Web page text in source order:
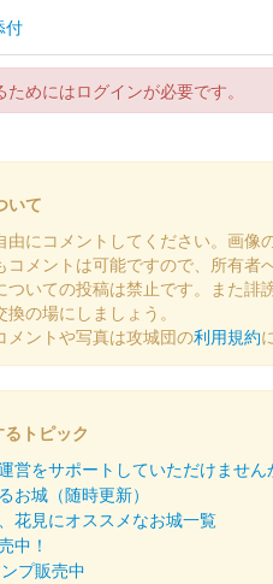
令和八年新春限定版
令和七年秋限定版
復元図版
城） 御城印 令和七年秋
NETSUGEN夏祭り限定版
付
めにはログインが必要です。
いて
にコメントしてください。画像
メントは可能ですので、所有者
ついての投稿は禁止です。また
の場にしましょう。
メントや写真は攻城団の利用規約
トピック
営をサポートしていただけません
お城（随時更新）
花見にオススメなお城一覧
中！
プ販売中